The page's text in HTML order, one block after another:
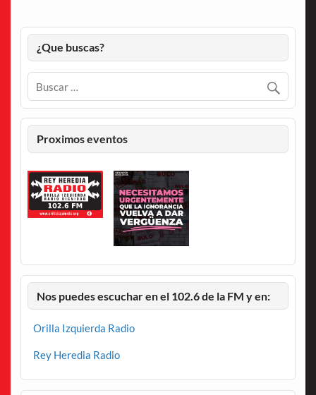
¿Que buscas?
Proximos eventos
Nos puedes escuchar en el 102.6 de la FM y en:
Orilla Izquierda Radio
Rey Heredia Radio